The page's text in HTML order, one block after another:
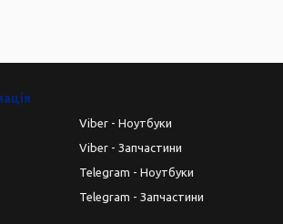
Viber - Ноутбуки
Viber - Запчастини
Telegram - Ноутбуки
Telegram - Запчастини